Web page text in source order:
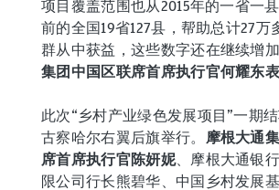
项目覆盖范围也从2015年的一省一
前的全国19省127县，帮助总计27万
群从中获益，这些数字还在继续增
集团中国区联席首席执行官何耀东
此次“乡村产业绿色发展项目”一期
古察哈尔右翼后旗举行。 摩根大通
席首席执行官陈妍妮、摩根大通银
限公司行长熊碧华、中国乡村发展